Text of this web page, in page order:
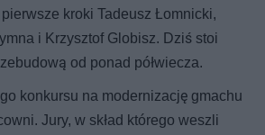
kroki Tadeusz Łomnicki,
i Krzysztof Globisz. Dziś stoi
od ponad półwiecza.
konkursu na modernizację gmachu
Jury, w skład którego weszli